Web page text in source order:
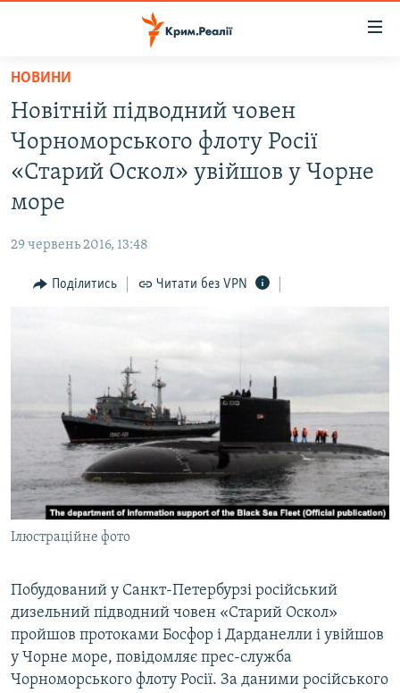
Перейти
основного
матеріалу
Перейти
до
основної
Перейти
пошуку
ВІДЕО ТА ФОТО
ПОГЛЯД
ІНТЕРВ'Ю
ДЕПОРТАЦІЯ
ВІДЕОУРОКИ «ELIFBE»
СВІДЧЕННЯ ОКУПАЦІЇ
УКРАЇНСЬКА ПРОБЛЕМА КРИМУ
ІНФОГРАФІКА
ЯК ОБІЙТИ БЛОКУВАННЯ
Русский
Qırımtatar
ДОЛУЧАЙСЯ!
Усі сайти RFE/RL
НОВИНИ
Новітній підводний човен
Чорноморського флоту Росії
«Старий Оскол» увійшов у Чорне
море
29 червень 2016, 13:48
Поділитись Читати без VPN
Ілюстраційне фото
Побудований у Санкт-Петербурзі російський
дизельний підводний човен «Старий Оскол»
пройшов протоками Босфор і Дарданелли і увійшов
у Чорне море, повідомляє прес-служба
Чорноморського флоту Росії. За даними російського